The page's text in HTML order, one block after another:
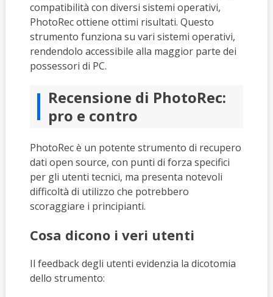
compatibilità con diversi sistemi operativi,
PhotoRec ottiene ottimi risultati. Questo
strumento funziona su vari sistemi operativi,
rendendolo accessibile alla maggior parte dei
possessori di PC.
Recensione di PhotoRec:
pro e contro
PhotoRec è un potente strumento di recupero
dati open source, con punti di forza specifici
per gli utenti tecnici, ma presenta notevoli
difficoltà di utilizzo che potrebbero
scoraggiare i principianti.
Cosa dicono i veri utenti
Il feedback degli utenti evidenzia la dicotomia
dello strumento: